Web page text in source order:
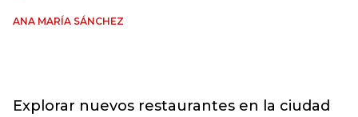
ANA MARÍA SÁNCHEZ
Explorar nuevos restaurantes en la ciudad